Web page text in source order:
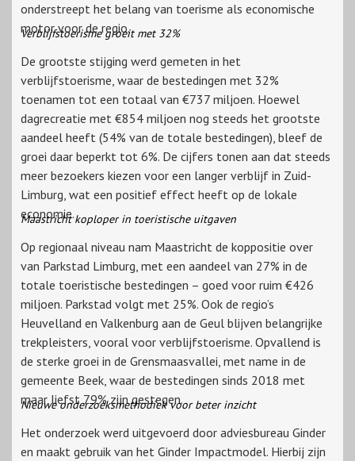
onderstreept het belang van toerisme als economische
motor voor de regio.
Verblijfstoerisme groeit met 32%
De grootste stijging werd gemeten in het
verblijfstoerisme, waar de bestedingen met 32%
toenamen tot een totaal van €737 miljoen. Hoewel
dagrecreatie met €854 miljoen nog steeds het grootste
aandeel heeft (54% van de totale bestedingen), bleef de
groei daar beperkt tot 6%. De cijfers tonen aan dat steeds
meer bezoekers kiezen voor een langer verblijf in Zuid-
Limburg, wat een positief effect heeft op de lokale
economie.
Maastricht koploper in toeristische uitgaven
Op regionaal niveau nam Maastricht de koppositie over
van Parkstad Limburg, met een aandeel van 27% in de
totale toeristische bestedingen – goed voor ruim €426
miljoen. Parkstad volgt met 25%. Ook de regio’s
Heuvelland en Valkenburg aan de Geul blijven belangrijke
trekpleisters, vooral voor verblijfstoerisme. Opvallend is
de sterke groei in de Grensmaasvallei, met name in de
gemeente Beek, waar de bestedingen sinds 2018 met
maar liefst 79% zijn gestegen.
Nieuwe onderzoeksmethodiek voor beter inzicht
Het onderzoek werd uitgevoerd door adviesbureau Ginder
en maakt gebruik van het Ginder Impactmodel. Hierbij zijn